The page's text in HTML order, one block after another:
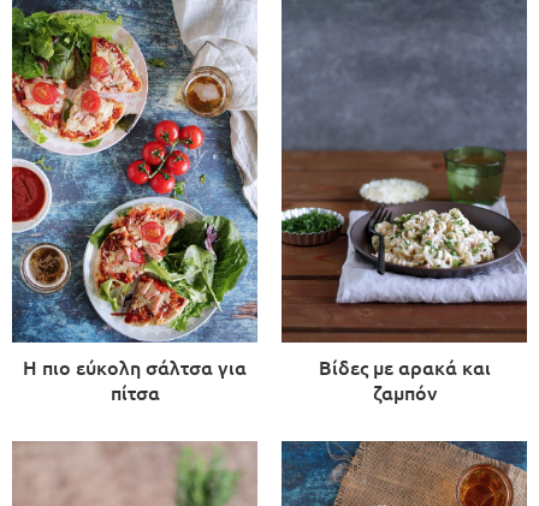
Η πιο εύκολη σάλτσα για
πίτσα
Βίδες με αρακά και
ζαμπόν